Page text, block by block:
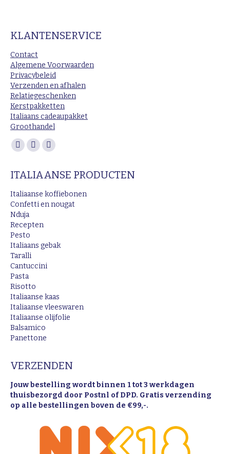
KLANTENSERVICE
Contact
Algemene Voorwaarden
Privacybeleid
Verzenden en afhalen
Relatiegeschenken
Kerstpakketten
Italiaans cadeaupakket
Groothandel
Vind ons op:
Facebook
opens
in
new
window
Instagram
opens
in
new
Mail
opens
in
new
ITALIAANSE PRODUCTEN
Italiaanse koffiebonen
Confetti en nougat
Nduja
Recepten
Pesto
Italiaans gebak
Taralli
Cantuccini
Pasta
Risotto
Italiaanse kaas
Italiaanse vleeswaren
Italiaanse olijfolie
Balsamico
Panettone
VERZENDEN
Jouw bestelling wordt binnen 1 tot 3 werkdagen
thuisbezorgd door Postnl of DPD. Gratis verzending
op alle bestellingen boven de €99,-.